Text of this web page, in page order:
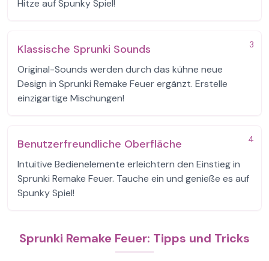
Hitze auf Spunky Spiel!
3
Klassische Sprunki Sounds
Original-Sounds werden durch das kühne neue
Design in Sprunki Remake Feuer ergänzt. Erstelle
einzigartige Mischungen!
4
Benutzerfreundliche Oberfläche
Intuitive Bedienelemente erleichtern den Einstieg in
Sprunki Remake Feuer. Tauche ein und genieße es auf
Spunky Spiel!
Sprunki Remake Feuer: Tipps und Tricks